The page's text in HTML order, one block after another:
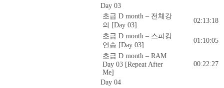
Day 03
초급 D month – 전체강
의 [Day 03]
02:13:18
초급 D month – 스피킹
연습 [Day 03]
01:10:05
초급 D month – RAM
Day 03 [Repeat After
Me]
00:22:27
Day 04